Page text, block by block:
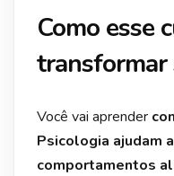
Como esse
transformar
Você vai aprender
Psicologia ajudam
comportamentos